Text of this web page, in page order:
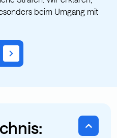
beim Umgang mit